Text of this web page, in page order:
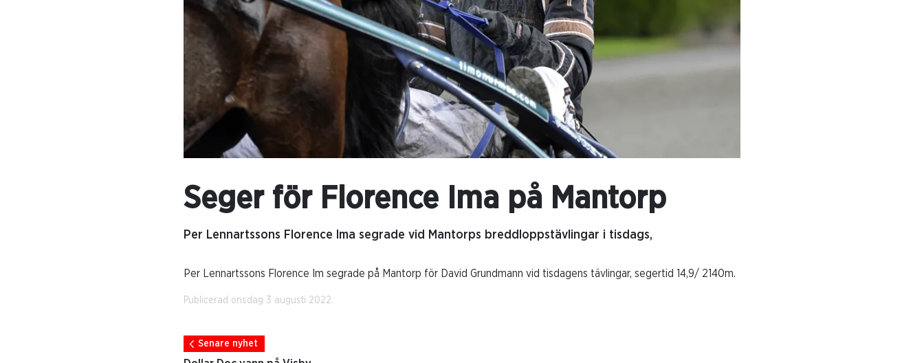
Seger för Florence Ima på Mantorp
Per Lennartssons Florence Ima segrade vid Mantorps breddloppstävlingar i tisdags,
Per Lennartssons Florence Im segrade på Mantorp för David Grundmann vid tisdagens tävlingar, segertid 14,9/ 2140m.
Publicerad onsdag 3 augusti 2022.
Senare nyhet